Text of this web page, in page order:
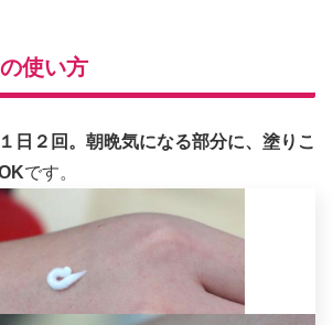
使い方
１日２回。朝晩気になる部分に、塗りこ
です。